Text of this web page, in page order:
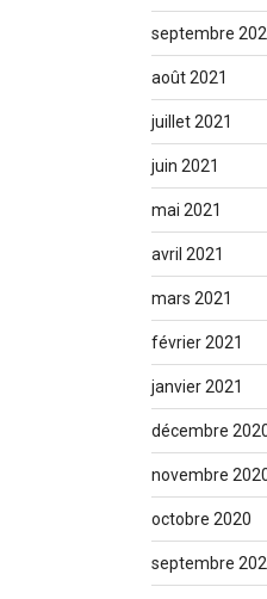
septembre
août 2021
juillet 2021
juin 2021
mai 2021
avril 2021
mars 2021
février 2021
janvier 2021
décembre
novembre
octobre 2020
septembre